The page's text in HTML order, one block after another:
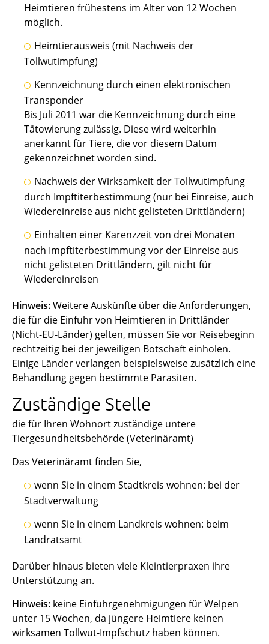
Heimtieren frühestens im Alter von 12 Wochen
möglich.
Heimtierausweis (mit Nachweis der
Tollwutimpfung)
Kennzeichnung durch einen elektronischen
Transponder
Bis Juli 2011 war die Kennzeichnung durch eine
Tätowierung zulässig. Diese wird weiterhin
anerkannt für Tiere, die vor diesem Datum
gekennzeichnet worden sind.
Nachweis der Wirksamkeit der Tollwutimpfung
durch Impftiterbestimmung(nur bei Einreise, auch
Wiedereinreise aus nicht gelisteten Drittländern)
Einhalten einer Karenzzeit von drei Monaten
nach Impftiterbestimmung vor der Einreise aus
nicht gelisteten Drittländern, gilt nicht für
Wiedereinreisen
Hinweis:Weitere Auskünfte über die Anforderungen,
die für die Einfuhr von Heimtieren in Drittländer
(Nicht-EU-Länder) gelten, müssen Sie vor Reisebeginn
rechtzeitig bei der jeweiligen Botschaft einholen.
Einige Länder verlangen beispielsweise zusätzlich eine
Behandlung gegen bestimmte Parasiten.
Zuständige Stelle
die für Ihren Wohnort zuständige untere
Tiergesundheitsbehörde (Veterinäramt)
Das Veterinäramt finden Sie,
wenn Sie in einem Stadtkreis wohnen: bei der
Stadtverwaltung
wenn Sie in einem Landkreis wohnen: beim
Landratsamt
Darüber hinaus bieten viele Kleintierpraxen ihre
Unterstützung an.
Hinweis: keine Einfuhrgenehmigungen für Welpen
unter 15 Wochen, da jüngere Heimtiere keinen
wirksamen Tollwut-Impfschutz haben können.